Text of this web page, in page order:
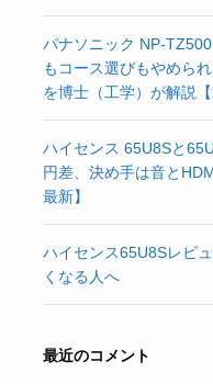
パナソニック NP-
もコース選びもやめら
を博士（工学）が解説【
ハイセンス 65U8Sと
円差、決め手は音と
最新】
ハイセンス65U8Sレビ
くなる人へ
最近のコメント